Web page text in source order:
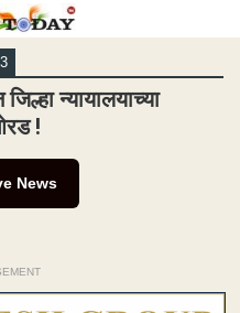
न्यायालयाच्या
!
News